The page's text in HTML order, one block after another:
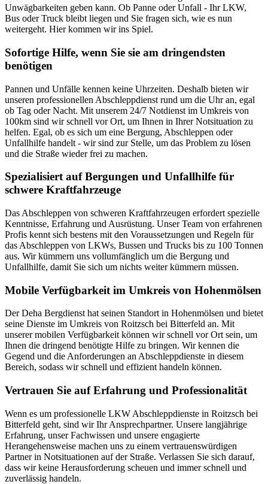
Unwägbarkeiten geben kann. Ob Panne oder Unfall - Ihr LKW,
Bus oder Truck bleibt liegen und Sie fragen sich, wie es nun
weitergeht. Hier kommen wir ins Spiel.
Sofortige Hilfe, wenn Sie sie am dringendsten
benötigen
Pannen und Unfälle kennen keine Uhrzeiten. Deshalb bieten wir
unseren professionellen Abschleppdienst rund um die Uhr an, egal
ob Tag oder Nacht. Mit unserem 24/7 Notdienst im Umkreis von
100km sind wir schnell vor Ort, um Ihnen in Ihrer Notsituation zu
helfen. Egal, ob es sich um eine Bergung, Abschleppen oder
Unfallhilfe handelt - wir sind zur Stelle, um das Problem zu lösen
und die Straße wieder frei zu machen.
Spezialisiert auf Bergungen und Unfallhilfe für
schwere Kraftfahrzeuge
Das Abschleppen von schweren Kraftfahrzeugen erfordert spezielle
Kenntnisse, Erfahrung und Ausrüstung. Unser Team von erfahrenen
Profis kennt sich bestens mit den Voraussetzungen und Regeln für
das Abschleppen von LKWs, Bussen und Trucks bis zu 100 Tonnen
aus. Wir kümmern uns vollumfänglich um die Bergung und
Unfallhilfe, damit Sie sich um nichts weiter kümmern müssen.
Mobile Verfügbarkeit im Umkreis von Hohenmölsen
Der Deha Bergdienst hat seinen Standort in Hohenmölsen und bietet
seine Dienste im Umkreis von Roitzsch bei Bitterfeld an. Mit
unserer mobilen Verfügbarkeit können wir schnell vor Ort sein, um
Ihnen die dringend benötigte Hilfe zu bringen. Wir kennen die
Gegend und die Anforderungen an Abschleppdienste in diesem
Bereich, sodass wir schnell und effizient handeln können.
Vertrauen Sie auf Erfahrung und Professionalität
Wenn es um professionelle LKW Abschleppdienste in Roitzsch bei
Bitterfeld geht, sind wir Ihr Ansprechpartner. Unsere langjährige
Erfahrung, unser Fachwissen und unsere engagierte
Herangehensweise machen uns zu einem vertrauenswürdigen
Partner in Notsituationen auf der Straße. Verlassen Sie sich darauf,
dass wir keine Herausforderung scheuen und immer schnell und
zuverlässig handeln.